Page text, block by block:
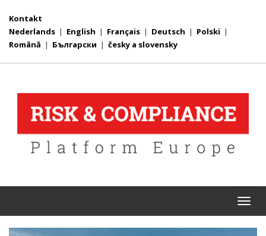
Kontakt
Nederlands | English | Français | Deutsch | Polski |
Română | Български | česky a slovensky